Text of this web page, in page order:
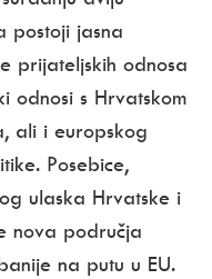
postoji jasna
prijateljskih odnosa
odnosi s Hrvatskom
ali i europskog
Posebice,
ulaska Hrvatske i
nova područja
na putu u EU.